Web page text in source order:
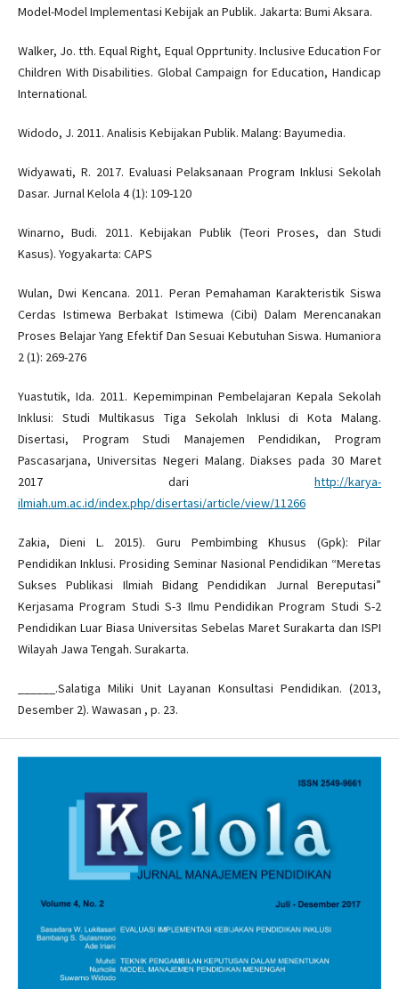
Model-Model Implementasi Kebijak an Publik. Jakarta: Bumi Aksara.
Walker, Jo. tth. Equal Right, Equal Opprtunity. Inclusive Education For
Children With Disabilities. Global Campaign for Education, Handicap
International.
Widodo, J. 2011. Analisis Kebijakan Publik. Malang: Bayumedia.
Widyawati, R. 2017. Evaluasi Pelaksanaan Program Inklusi Sekolah
Dasar. Jurnal Kelola 4 (1): 109-120
Winarno, Budi. 2011. Kebijakan Publik (Teori Proses, dan Studi
Kasus). Yogyakarta: CAPS
Wulan, Dwi Kencana. 2011. Peran Pemahaman Karakteristik Siswa
Cerdas Istimewa Berbakat Istimewa (Cibi) Dalam Merencanakan
Proses Belajar Yang Efektif Dan Sesuai Kebutuhan Siswa. Humaniora
2 (1): 269-276
Yuastutik, Ida. 2011. Kepemimpinan Pembelajaran Kepala Sekolah
Inklusi: Studi Multikasus Tiga Sekolah Inklusi di Kota Malang.
Disertasi, Program Studi Manajemen Pendidikan, Program
Pascasarjana, Universitas Negeri Malang. Diakses pada 30 Maret
2017 darihttp://karya-
ilmiah.um.ac.id/index.php/disertasi/article/view/11266
Zakia, Dieni L. 2015). Guru Pembimbing Khusus (Gpk): Pilar
Pendidikan Inklusi. Prosiding Seminar Nasional Pendidikan “Meretas
Sukses Publikasi Ilmiah Bidang Pendidikan Jurnal Bereputasi”
Kerjasama Program Studi S-3 Ilmu Pendidikan Program Studi S-2
Pendidikan Luar Biasa Universitas Sebelas Maret Surakarta dan ISPI
Wilayah Jawa Tengah. Surakarta.
______.Salatiga Miliki Unit Layanan Konsultasi Pendidikan. (2013,
Desember 2). Wawasan , p. 23.